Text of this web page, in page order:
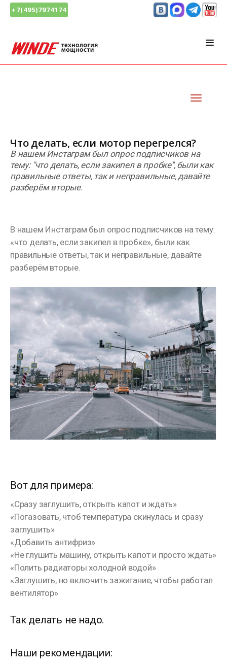
+7(495)7974174
Что делать, если мотор перегрелся?
В нашем Инстаграм был опрос подписчиков на
тему: "что делать, если закипел в пробке", были как
правильные ответы, так и неправильные, давайте
разберём вторые.
В нашем Инстаграм был опрос подписчиков на тему:
«что делать, если закипел в пробке», были как
правильные ответы, так и неправильные, давайте
разберём вторые.
Вот для примера:
«Сразу заглушить, открыть капот и ждать»
«Погазовать, чтоб температура скинулась и сразу
заглушить»
«Добавить антифриз»
«Не глушить машину, открыть капот и просто ждать»
«Полить радиаторы холодной водой»
«Заглушить, но включить зажигание, чтобы работал
вентилятор»
Так делать не надо.
Наши рекомендации: